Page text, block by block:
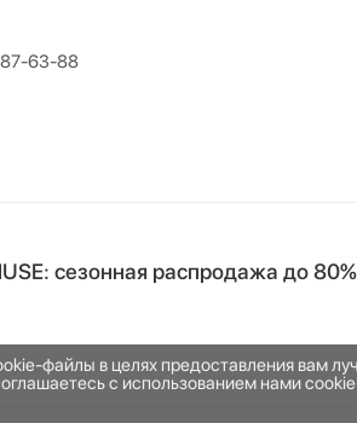
87-63-88
сезонная распродажа до
файлы в целях предоставления вам
с использованием нами